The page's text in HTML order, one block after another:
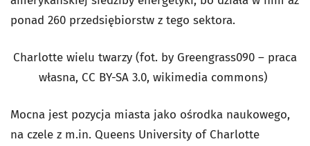
ponad 260 przedsiębiorstw z tego sektora.
Charlotte wielu twarzy (fot. by Greengrass090 – praca
własna, CC BY-SA 3.0, wikimedia commons)
Mocna jest pozycja miasta jako ośrodka naukowego,
na czele z m.in. Queens University of Charlotte